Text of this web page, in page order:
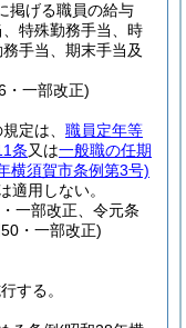
掲げる職員の給与
特殊勤務手当、時
手当、期末手当及
・一部改正)
定は、 職員定年等
条又は一般職の任期
横須賀市条例第3号)
適用しない。
一部改正、令元条
・一部改正)
する。